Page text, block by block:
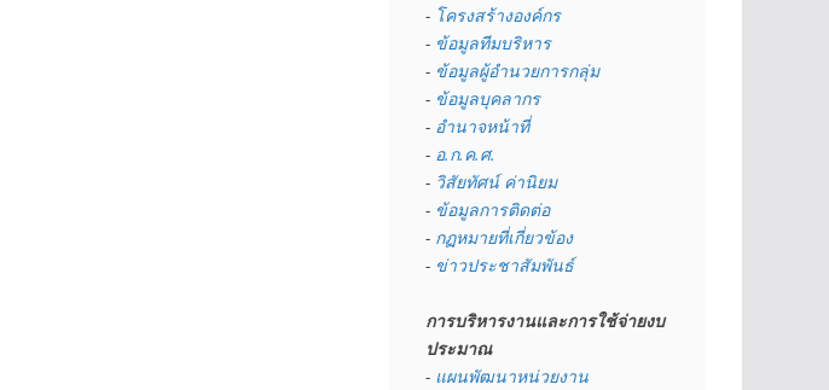
- โครงสร้างองค์กร
- ข้อมูลทีมบริหาร
- ข้อมูลผู้อำนวยการกลุ่ม
- ข้อมูลบุคลากร
- อำนาจหน้าที่
- อ.ก.ค.ศ.
- วิสัยทัศน์ ค่านิยม
- ข้อมูลการติดต่อ
- กฏหมายที่เกี่ยวข้อง
- ข่าวประชาสัมพันธ์
การบริหารงานและการใช้จ่ายงบ
ประมาณ
- แผนพัฒนาหน่วยงาน